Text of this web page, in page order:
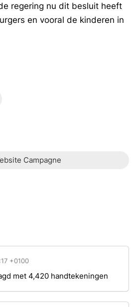
regering nu dit besluit heeft
en vooral de kinderen in
Campagne
+0100
met 4,420 handtekeningen